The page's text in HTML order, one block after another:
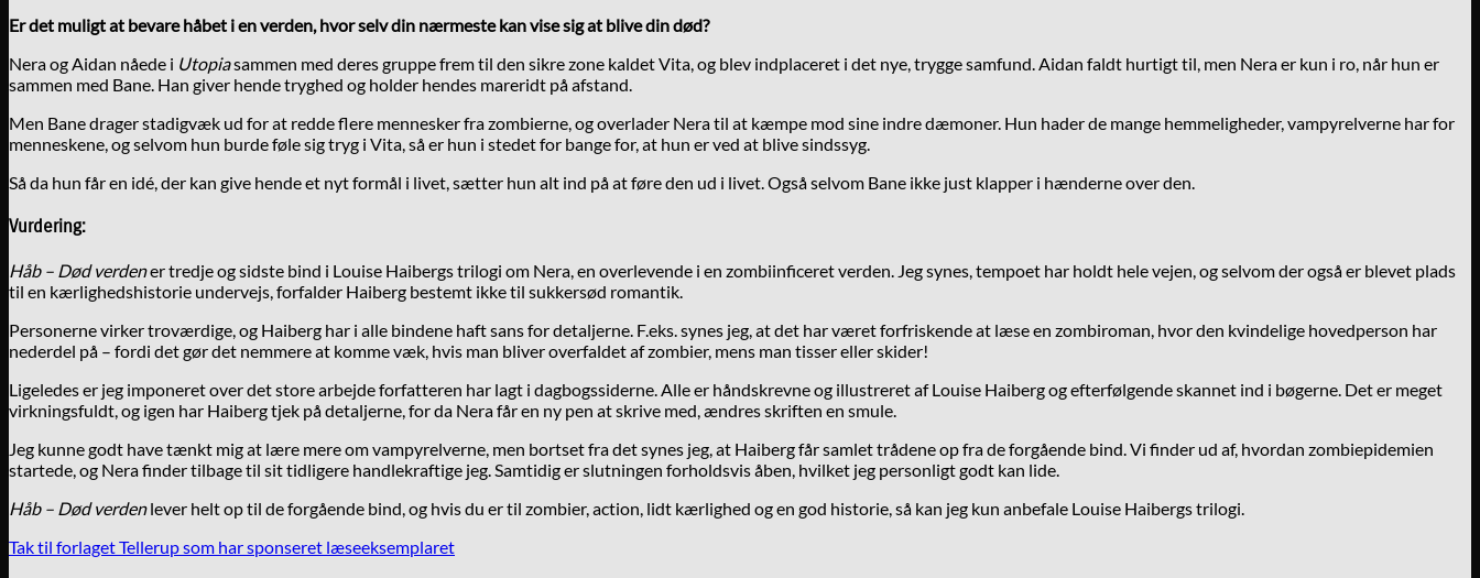
Er det muligt at bevare håbet i en verden, hvor selv din nærmeste kan vise sig at blive din død?
Nera og Aidan nåede i Utopiasammen med deres gruppe frem til den sikre zone kaldet Vita, og blev indplaceret i det nye, trygge samfund. Aidan faldt hurtigt til, men Nera er kun i ro, når hun er
sammen med Bane. Han giver hende tryghed og holder hendes mareridt på afstand.
Men Bane drager stadigvæk ud for at redde flere mennesker fra zombierne, og overlader Nera til at kæmpe mod sine indre dæmoner. Hun hader de mange hemmeligheder, vampyrelverne har for
menneskene, og selvom hun burde føle sig tryg i Vita, så er hun i stedet for bange for, at hun er ved at blive sindssyg.
Så da hun får en idé, der kan give hende et nyt formål i livet, sætter hun alt ind på at føre den ud i livet. Også selvom Bane ikke just klapper i hænderne over den.
Vurdering:
Håb – Død verdener tredje og sidste bind i Louise Haibergs trilogi om Nera, en overlevende i en zombiinficeret verden. Jeg synes, tempoet har holdt hele vejen, og selvom der også er blevet plads
til en kærlighedshistorie undervejs, forfalder Haiberg bestemt ikke til sukkersød romantik.
Personerne virker troværdige, og Haiberg har i alle bindene haft sans for detaljerne. F.eks. synes jeg, at det har været forfriskende at læse en zombiroman, hvor den kvindelige hovedperson har
nederdel på – fordi det gør det nemmere at komme væk, hvis man bliver overfaldet af zombier, mens man tisser eller skider!
Ligeledes er jeg imponeret over det store arbejde forfatteren har lagt i dagbogssiderne. Alle er håndskrevne og illustreret af Louise Haiberg og efterfølgende skannet ind i bøgerne. Det er meget
virkningsfuldt, og igen har Haiberg tjek på detaljerne, for da Nera får en ny pen at skrive med, ændres skriften en smule.
Jeg kunne godt have tænkt mig at lære mere om vampyrelverne, men bortset fra det synes jeg, at Haiberg får samlet trådene op fra de forgående bind. Vi finder ud af, hvordan zombiepidemien
startede, og Nera finder tilbage til sit tidligere handlekraftige jeg. Samtidig er slutningen forholdsvis åben, hvilket jeg personligt godt kan lide.
Håb – Død verdenlever helt op til de forgående bind, og hvis du er til zombier, action, lidt kærlighed og en god historie, så kan jeg kun anbefale Louise Haibergs trilogi.
Tak til forlaget Tellerup som har sponseret læseeksemplaret